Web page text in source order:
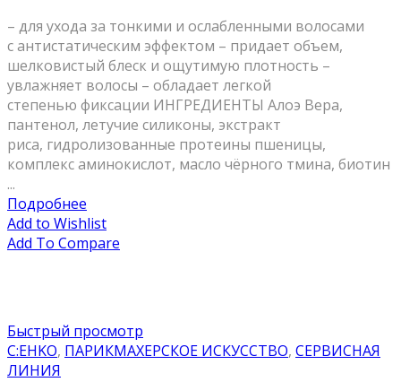
– для ухода за тонкими и ослабленными волосами
с антистатическим эффектом – придает объем,
шелковистый блеск и ощутимую плотность –
увлажняет волосы – обладает легкой
степенью фиксации ИНГРЕДИЕНТЫ Алоэ Вера,
пантенол, летучие силиконы, экстракт
риса, гидролизованные протеины пшеницы,
комплекс аминокислот, масло чёрного тмина, биотин
...
Подробнее
Add to Wishlist
Add To Compare
Быстрый просмотр
C:EHKO, ПАРИКМАХЕРСКОЕ ИСКУССТВО, СЕРВИСНАЯ
ЛИНИЯ